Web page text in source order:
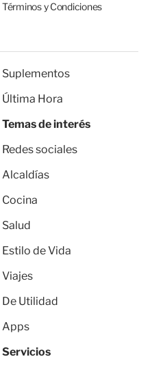
Términos y Condiciones
Suplementos
Última Hora
Temas de interés
Redes sociales
Alcaldías
Cocina
Salud
Estilo de Vida
Viajes
De Utilidad
Apps
Servicios